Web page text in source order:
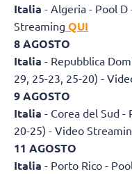
Italia - Algeria - Pool D
Streaming QUI
8 AGOSTO
Italia - Repubblica
29, 25-23, 25-20) -
9 AGOSTO
Italia - Corea del Sud -
20-25) - Video
11 AGOSTO
Italia - Porto Rico -